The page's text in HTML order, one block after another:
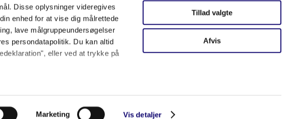
Disse oplysninger videregives
enhed for at vise dig målrettede
lave målgruppeundersøgelser
persondatapolitik. Du kan altid
eller ved at trykke på
(fingerprinting)
Marketing Vis detaljer
Tillad valgte
Afvis
PrivatlivspolitikSalgs- og leveringsbetingelser